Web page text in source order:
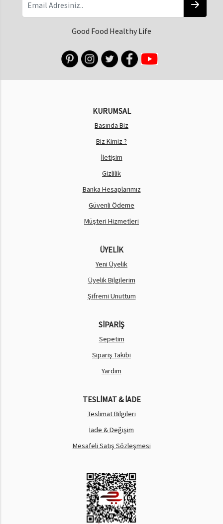
Good Food Healthy Life
KURUMSAL
Basında Biz
Biz Kimiz ?
İletişim
Gizlilik
Banka Hesaplarımız
Güvenli Ödeme
Müşteri Hizmetleri
ÜYELİK
Yeni Üyelik
Üyelik Bilgilerim
Şifremi Unuttum
SİPARİŞ
Sepetim
Sipariş Takibi
Yardım
TESLİMAT & İADE
Teslimat Bilgileri
İade & Değişim
Mesafeli Satış Sözleşmesi